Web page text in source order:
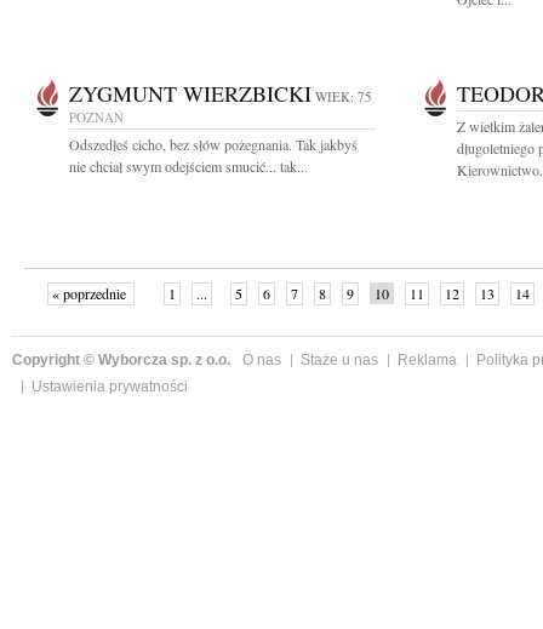
ZYGMUNT WIERZBICKI WIEK: 75
POZNAŃ
Odszedłeś cicho, bez słów pożegnania. Tak jakbyś
nie chciał swym odejściem smucić... tak...
Z wielkim
długoletniego
« poprzednie 1 ... 5 6 7 8 9 10 11 12 13 14
Copyright © Wyborcza sp. z o.o. O nas Staże u nas Reklama
Polityka
Ustawienia prywatności